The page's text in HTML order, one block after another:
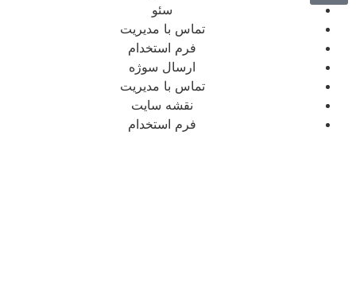
سئو
تماس با مدیریت
فرم استخدام
ارسال سوژه
تماس با مدیریت
نقشه سایت
فرم استخدام